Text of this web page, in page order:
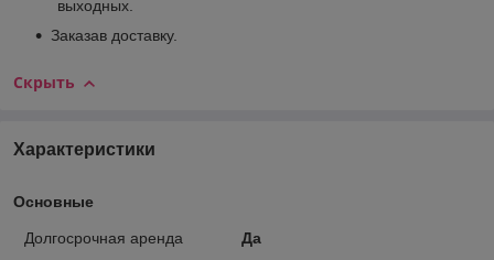
выходных.
Заказав доставку.
Скрыть
Характеристики
Основные
Долгосрочная аренда
Да